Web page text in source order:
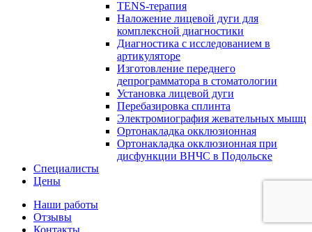
TENS-терапия
Наложение лицевой дуги для
комплексной диагностики
Диагностика с исследованием в
артикуляторе
Изготовление переднего
депрограмматора в стоматологии
Установка лицевой дуги
Перебазировка сплинта
Электромиография жевательных мышц
Ортонакладка окклюзионная
Ортонакладка окклюзионная при
дисфункции ВНЧС в Подольске
Специалисты
Цены
Наши работы
Отзывы
Контакты